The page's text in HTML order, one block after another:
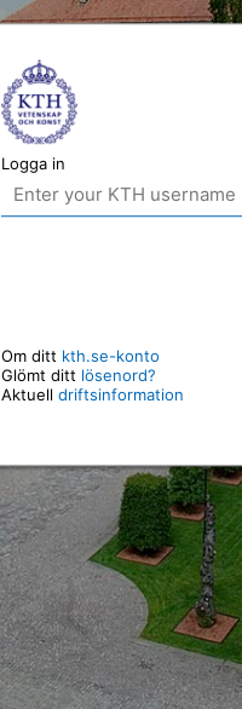
Logga in
Om ditt kth.se-konto
Glömt ditt lösenord?
Aktuell driftsinformation